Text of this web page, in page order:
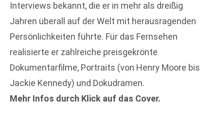
Interviews bekannt, die er in mehr als dreißig
Jahren überall auf der Welt mit herausragenden
Persönlichkeiten führte. Für das Fernsehen
realisierte er zahlreiche preisgekrönte
Dokumentarfilme, Portraits (von Henry Moore bis
Jackie Kennedy) und Dokudramen.
Mehr Infos durch Klick auf das Cover.